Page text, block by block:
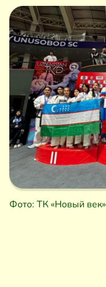
Фото: ТК «Новый век»